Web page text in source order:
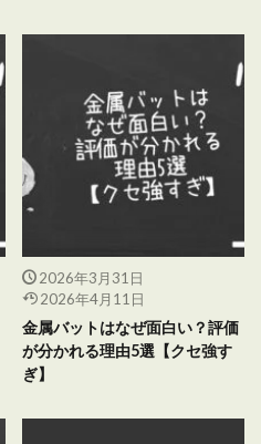
2026年3月31日
2026年4月11日
金属バットはなぜ面白い？評価
が分かれる理由5選【クセ強す
ぎ】